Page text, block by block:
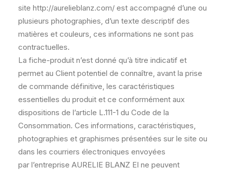
site http://aurelieblanz.com/ est accompagné d’une ou
plusieurs photographies, d’un texte descriptif des
matières et couleurs, ces informations ne sont pas
contractuelles.
La fiche-produit n’est donné qu’à titre indicatif et
permet au Client potentiel de connaître, avant la prise
de commande définitive, les caractéristiques
essentielles du produit et ce conformément aux
dispositions de l’article L.111-1 du Code de la
Consommation. Ces informations, caractéristiques,
photographies et graphismes présentées sur le site ou
dans les courriers électroniques envoyées
par l’entreprise AURELIE BLANZ EI ne peuvent